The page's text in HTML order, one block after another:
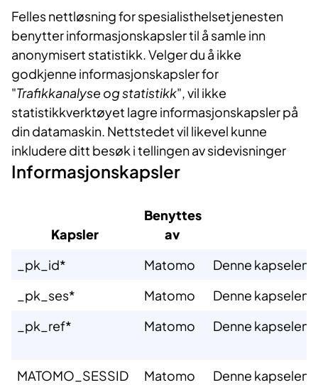
Felles nettløsning for spesialisthelsetjenesten
benytter informasjonskapsler til å samle inn
anonymisert statistikk. Velger du å ikke
godkjenne informasjonskapsler for
"Trafikkanalyse og statistikk", vil ikke
statistikkverktøyet lagre informasjonskapsler på
din datamaskin. Nettstedet vil likevel kunne
inkludere ditt besøk i tellingen av sidevisninger
Informasjonskapsler
Kapsler​
Benyttes
av ​
​_pk_id*
​Matomo
​Denne kapselen
​_pk_ses*
​Matomo
​Denne kapselen
​_pk_ref*
​Matomo ​Denne kapselen
​MATOMO_SESSID ​Matomo ​Denne kapselen